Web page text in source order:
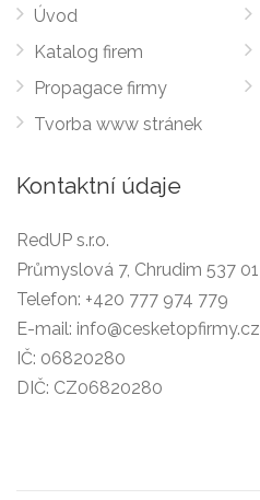
Úvod
Katalog firem
Propagace firmy
Tvorba www stránek
Kontaktní údaje
RedUP s.r.o.
Průmyslová 7, Chrudim 537 01
Telefon: +420 777 974 779
E-mail: info@cesketopfirmy.cz
IČ: 06820280
DIČ: CZ06820280